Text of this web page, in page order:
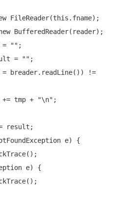
FileReader(this .fname);
BufferedReader(reader);
=
"" ;
=
"" ;
result += tmp +
"\n" ;
result;
e) {
e) {